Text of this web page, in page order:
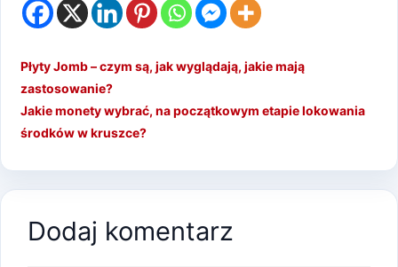
Płyty Jomb – czym są, jak wyglądają, jakie mają
zastosowanie?
Jakie monety wybrać, na początkowym etapie lokowania
środków w kruszce?
Dodaj komentarz